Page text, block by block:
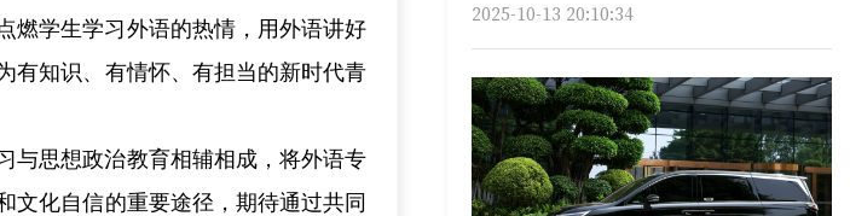
燃学生学习外语的热情，用外语讲好
有知识、有情怀、有担当的新时代青
与思想政治教育相辅相成，将外语专
文化自信的重要途径，期待通过共同
2025-10-13 20:10:34